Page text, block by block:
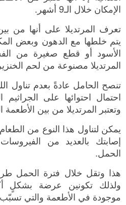
الإمكان خلال الـ9 أشهر.
تعرف المرتديلا على أنها من
يتم خلطها مع الدهون وبعض
الأسود أو قطع صغيرة من
المرتديلا مصنوعة من لحم
تنصح الحامل عادةً بعدم تناول
احتمال احتوائها على
وتعتبر المرتديلا من بين
يمكن لتناول هذا النوع من
إصابتك بالعديد من
الحمل.
هذا وتقل خلال فترة الحمل
ولذلك تكونين عرضة بشكلٍ
موجودة في الأطعمة والتي تسبّب